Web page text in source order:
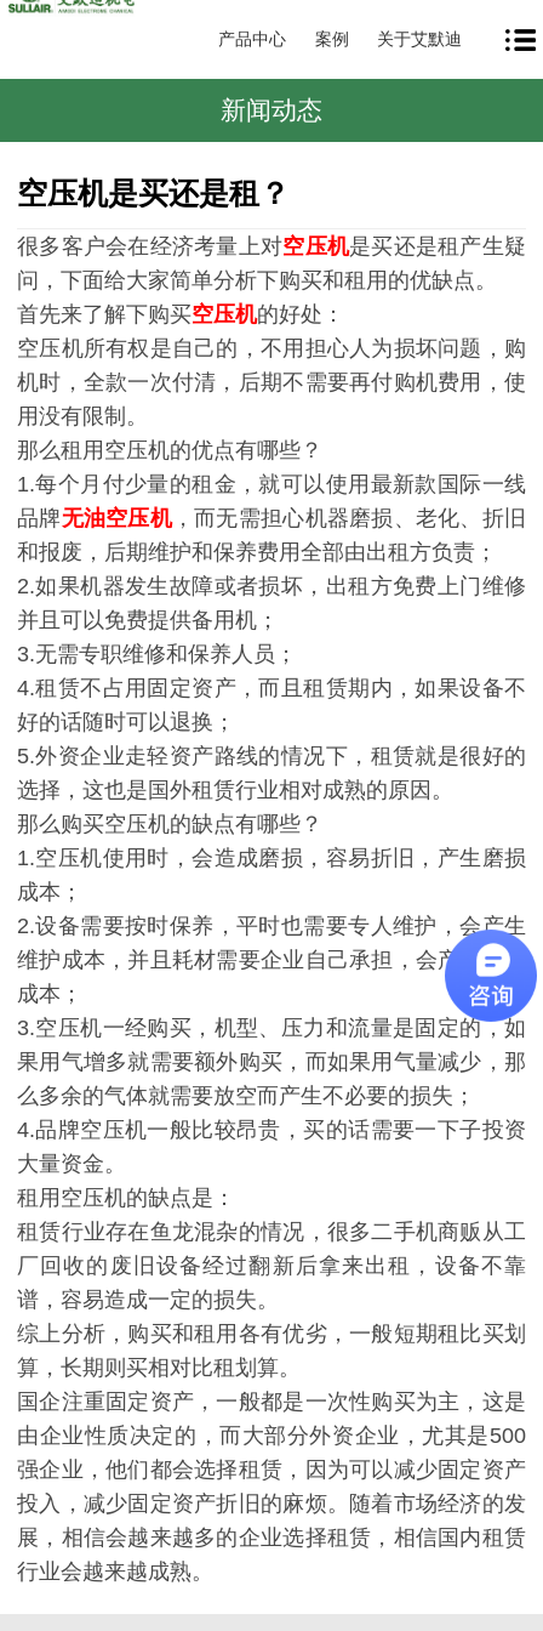
产品中心 案例 关于艾默迪
新闻动态
空压机是买还是租？
很多客户会在经济考量上对空压机是买还是租产生疑
问，下面给大家简单分析下购买和租用的优缺点。
首先来了解下购买空压机的好处：
空压机所有权是自己的，不用担心人为损坏问题，购
机时，全款一次付清，后期不需要再付购机费用，使
用没有限制。
那么租用空压机的优点有哪些？
1.每个月付少量的租金，就可以使用最新款国际一线
品牌无油空压机，而无需担心机器磨损、老化、折旧
和报废，后期维护和保养费用全部由出租方负责；
2.如果机器发生故障或者损坏，出租方免费上门维修
并且可以免费提供备用机；
3.无需专职维修和保养人员；
4.租赁不占用固定资产，而且租赁期内，如果设备不
好的话随时可以退换；
5.外资企业走轻资产路线的情况下，租赁就是很好的
选择，这也是国外租赁行业相对成熟的原因。
那么购买空压机的缺点有哪些？
1.空压机使用时，会造成磨损，容易折旧，产生磨损
成本；
2.设备需要按时保养，平时也需要专人维护，会产生
维护成本，并且耗材需要企业自己承担，会产生维修
成本；
3.空压机一经购买，机型、压力和流量是固定的，如
果用气增多就需要额外购买，而如果用气量减少，那
么多余的气体就需要放空而产生不必要的损失；
4.品牌空压机一般比较昂贵，买的话需要一下子投资
大量资金。
租用空压机的缺点是：
租赁行业存在鱼龙混杂的情况，很多二手机商贩从工
厂回收的废旧设备经过翻新后拿来出租，设备不靠
谱，容易造成一定的损失。
综上分析，购买和租用各有优劣，一般短期租比买划
算，长期则买相对比租划算。
国企注重固定资产，一般都是一次性购买为主，这是
由企业性质决定的，而大部分外资企业，尤其是500
强企业，他们都会选择租赁，因为可以减少固定资产
投入，减少固定资产折旧的麻烦。随着市场经济的发
展，相信会越来越多的企业选择租赁，相信国内租赁
行业会越来越成熟。